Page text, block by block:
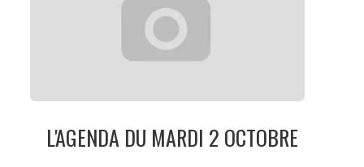
L'AGENDA DU MARDI 2 OCTOBRE